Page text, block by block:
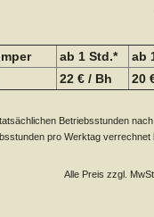
ab 1 Std.* ab
22 € / Bh 20
Betriebsstunden
pro Werktag verrechnet
Alle Preis zzgl.